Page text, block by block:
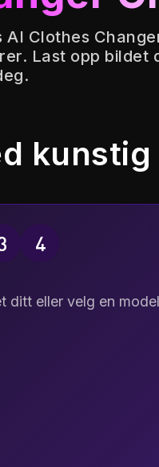
AI Clothes
Last opp
ditt eller velg en